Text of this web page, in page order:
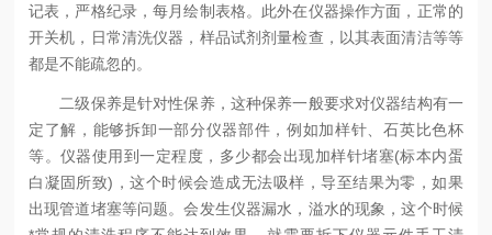
记表，严格纪录，每月绘制表格。此外在仪器操作方面，正常的
开关机，日常清洗仪器，样品试剂剂量检查，以其表面清洁等等
都是不能疏忽的。
二级保养是针对性保养，这种保养一般要求对仪器结构有一
定了解，能够拆卸一部分仪器部件，例如加样针、石英比色杯
等。仪器使用到一定程度，多少都会出现加样针堵塞(标本内蛋
白凝固所致)，这个时候会造成无法吸样，导至结果为零，如果
出现管道堵塞等问题。会发生仪器漏水，溢水的现象，这个时候